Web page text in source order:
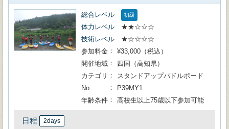
総合レベル 初級
体力レベル
★★☆☆☆
技術レベル
★☆☆☆☆
参加料金
¥33,000（税込）
開催地域
四国（高知県）
カテゴリ
スタンドアップパドルボード
No.
P39MY1
年齢条件
高校生以上75歳以下参加可能
日程 2days